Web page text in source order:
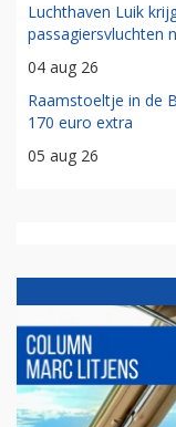
Luchthaven Luik
passagiersvluchten
04 aug 26
Raamstoeltje in de
170 euro extra
05 aug 26